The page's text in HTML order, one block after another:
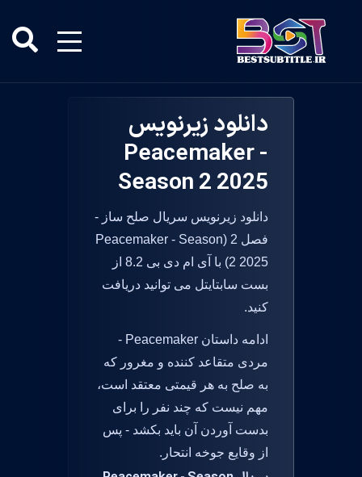
دانلود زیرنویس
Peacemaker -
Season 2 2025
دانلود زیرنویس سریال صلح ساز -
فصل 2 (Peacemaker - Season
2 2025) با آی ام دی بی 8.2 از
بست سابتایتل می توانید دریافت
کنید.
ادامه داستان Peacemaker -
مردی متقاعد کننده و مغرور که
به صلح به هر قیمتی معتقد است،
مهم نیست که چند نفر را برای
بدست آوردن آن باید بکشد - پس
از وقایع جوخه انتحار.